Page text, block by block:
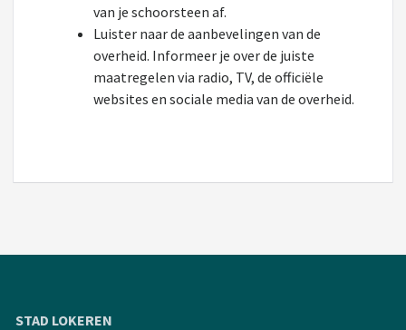
van je schoorsteen af.
Luister naar de aanbevelingen van de
overheid. Informeer je over de juiste
maatregelen via radio, TV, de officiële
websites en sociale media van de overheid.
STAD LOKEREN